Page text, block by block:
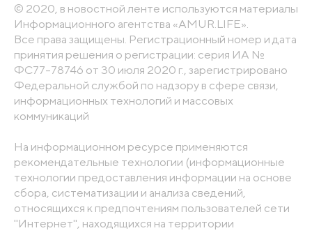
© 2020, в новостной ленте используются материалы
Информационного агентства «AMUR.LIFE».
Все права защищены. Регистрационный номер и дата
принятия решения о регистрации: серия ИА №
ФС77-78746 от 30 июля 2020 г., зарегистрировано
Федеральной службой по надзору в сфере связи,
информационных технологий и массовых
коммуникаций
На информационном ресурсе применяются
рекомендательные технологии (информационные
технологии предоставления информации на основе
сбора, систематизации и анализа сведений,
относящихся к предпочтениям пользователей сети
"Интернет", находящихся на территории